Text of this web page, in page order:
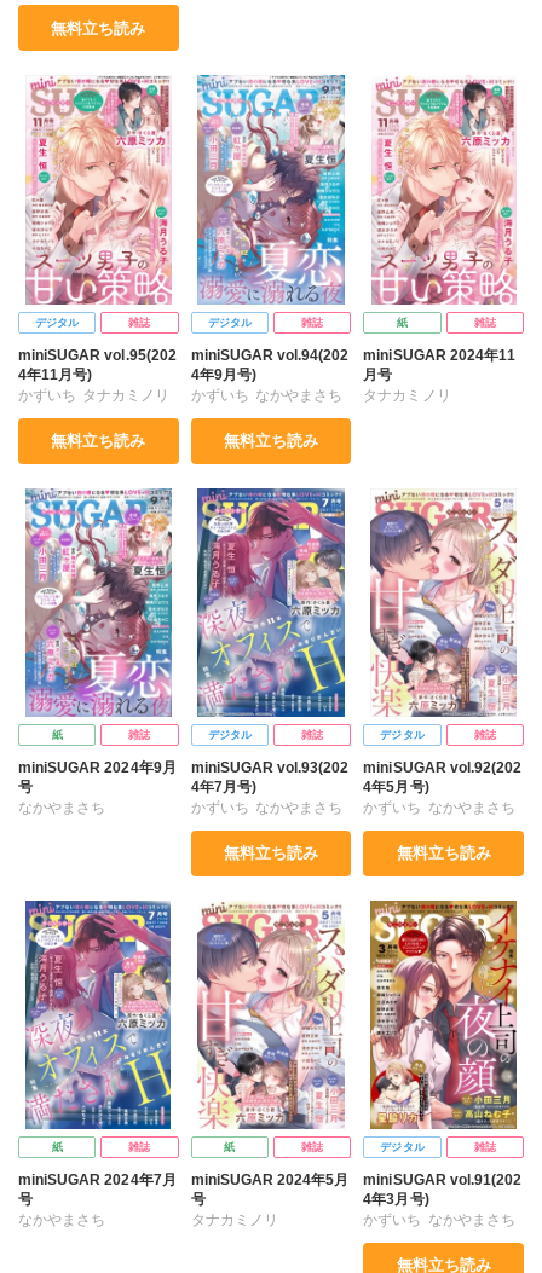
はたの有咲 ヒナギク
夏生恒
星脇リカ 清水沙斗子
海月うる子 星野正美
さくら蒼 踊る毒林檎
花室芽苳 六原ミッカ
小出ちゃこ 紅ヶ屋
無料立ち読み
星脇リカ 清水沙斗子
海月うる子 星野正美
さくら蒼 踊る毒林檎
花室芽苳 六原ミッカ
紅ケ屋
星脇リカ 清水沙斗子
海月うる子 星野正美
さくら蒼 踊る毒林檎
花室芽苳 六原ミッカ
小出ちゃこ 紅ケ屋
デジタル 雑誌
miniSUGAR vol.95(202
4年11月号)
かずいち タナカミノリ
なかやまさち
はたの有咲 ヒナギク
桐嶋ショウコ
清水沙斗子 海月うる子
星野正美 さくら蒼
踊る毒林檎 花室芽苳
六原ミッカ 小出ちゃこ
紅ヶ屋
無料立ち読み
デジタル 雑誌
miniSUGAR vol.94(202
4年9月号)
かずいち なかやまさち
はたの有咲 ヒナギク
夏生恒
清水沙斗子 海月うる子
星野正美 さくら蒼
踊る毒林檎 花室芽苳
六原ミッカ 小出ちゃこ
紅ヶ屋
無料立ち読み
紙 雑誌
miniSUGAR 2024年11
月号
タナカミノリ
桐嶋ショウコ
清水沙斗子 海月うる子
星野正美
さくら蒼
踊る毒林檎 花室芽苳
六原ミッカ 小出ちゃこ
紅ケ屋
紙 雑誌
miniSUGAR 2024年9月
号
なかやまさち
清水沙斗子 海月うる子
星野正美 さくら蒼
踊る毒林檎 花室芽苳
六原ミッカ 小出ちゃこ
紅ケ屋
デジタル 雑誌
miniSUGAR vol.93(202
4年7月号)
かずいち なかやまさち
はたの有咲 ヒナギク
夏生恒
清水沙斗子 海月うる子
星野正美 さくら蒼
花室芽苳
六原ミッカ
小出ちゃこ
無料立ち読み
デジタル 雑誌
miniSUGAR vol.92(202
4年5月号)
かずいち なかやまさち
はたの有咲 ヒナギク
夏生恒
清水沙斗子 星野正美
さくら蒼 花室芽苳
六原ミッカ 小出ちゃこ
無料立ち読み
紙 雑誌
miniSUGAR 2024年7月
号
なかやまさち
紙 雑誌
miniSUGAR 2024年5月
号
タナカミノリ
デジタル 雑誌
miniSUGAR vol.91(202
4年3月号)
かずいち なかやまさち
はたの有咲 ヒナギク
無料立ち読み